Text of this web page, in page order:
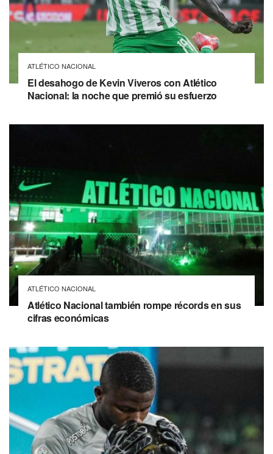
ATLÉTICO NACIONAL
El desahogo de Kevin Viveros con Atlético
Nacional: la noche que premió su esfuerzo
ATLÉTICO NACIONAL
Atlético Nacional también rompe récords en sus
cifras económicas